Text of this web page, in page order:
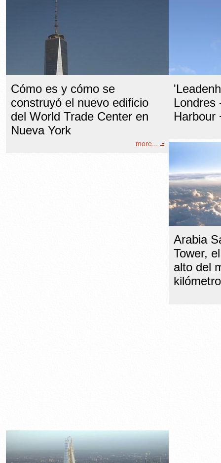
Cómo es y cómo se
construyó el nuevo edificio
del World Trade Center en
Nueva York
more...
Londres
Harbour
Arabia
Tower,
alto del